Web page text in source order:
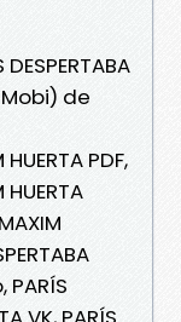
Mobi) de
PDF,
HUERTA
PARÍS